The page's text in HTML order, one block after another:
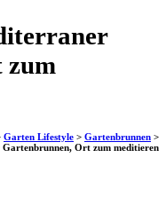
zum
Garten Lifestyle > Gartenbrunnen >
Ort zum meditieren